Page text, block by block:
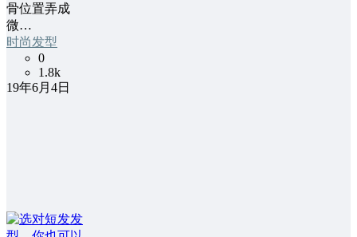
骨位置弄成
微…
时尚发型
0
1.8k
19年6月4日